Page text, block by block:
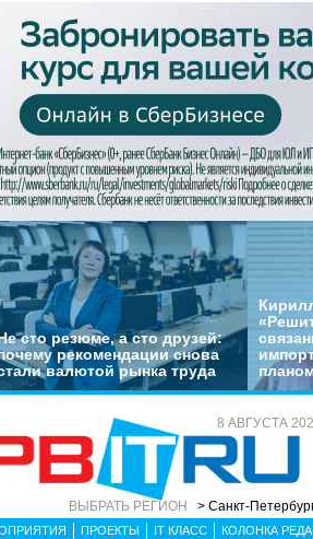
сто резюме, а сто друзей:
рекомендации снова
валютой рынка труда
8 АВГУСТА
ВЫБРАТЬ РЕГИОН > Санкт-
ПРОЕКТЫ IT КЛАСС КОЛОНКА